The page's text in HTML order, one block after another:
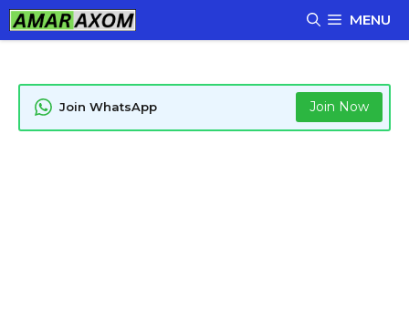
Skip
to
MENU
Join WhatsApp Join Now